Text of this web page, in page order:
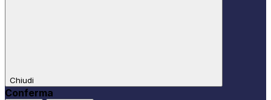
Chiudi
Conferma